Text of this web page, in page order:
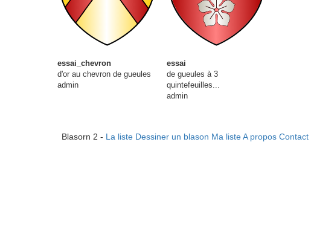
essai_chevron
d'or au chevron de gueules
admin
essai
de gueules à 3
quintefeuilles...
admin
Blasorn 2 - La liste Dessiner un blason Ma listeA propos Contact